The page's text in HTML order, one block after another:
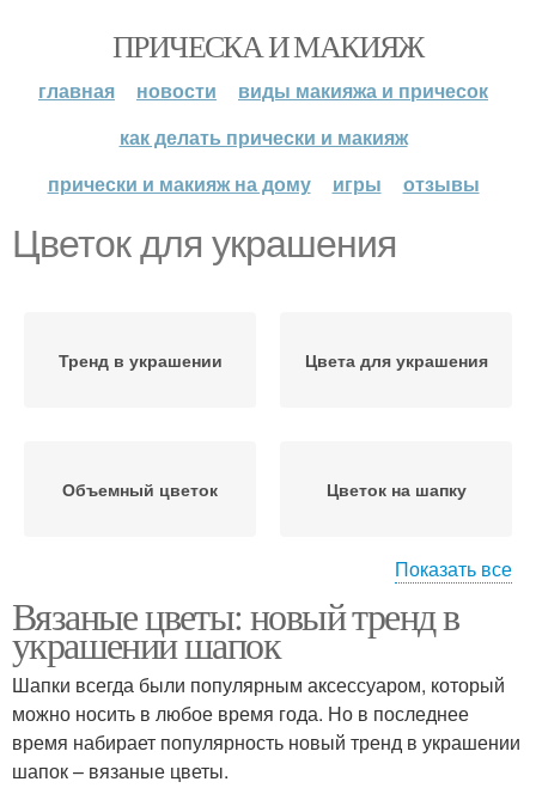
ПРИЧЕСКА И МАКИЯЖ
главная новости
виды макияжа и причесок
как делать прически и макияж
прически и макияж на дому
игры отзывы
Цветок для украшения
Тренд в украшении Цвета для украшения
Объемный цветок Цветок на шапку
для украшения
Цветок на шапке
Цветок для шапки
Показать все
Вязаные цветы: новый тренд в
украшении шапок
Шапки всегда были популярным аксессуаром, который
можно носить в любое время года. Но в последнее
время набирает популярность новый тренд в украшении
шапок – вязаные цветы.